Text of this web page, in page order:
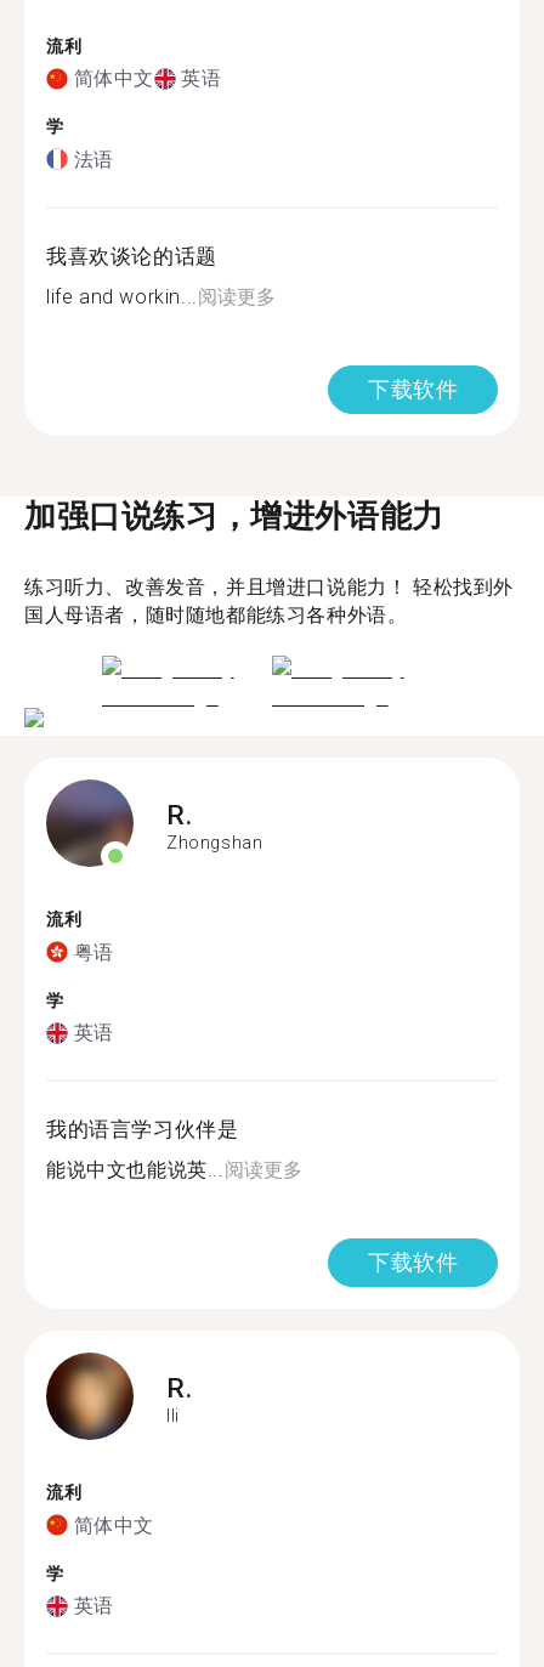
流利
简体中文 英语
学
法语
我喜欢谈论的话题
life and workin... 阅读更多
下载软件
加强口说练习，增进外语能力
练习听力、改善发音，并且增进口说能力！ 轻松找到外
国人母语者，随时随地都能练习各种外语。
R.
Zhongshan
流利
粤语
学
英语
我的语言学习伙伴是
能说中文也能说英...阅读更多
下载软件
R.
Ili
流利
简体中文
学
英语